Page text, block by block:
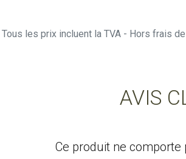
Tous les prix incluent la TVA - Hors frais
AVIS
Ce produit ne comporte